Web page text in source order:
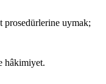
prosedürlerine uymak;
hâkimiyet.